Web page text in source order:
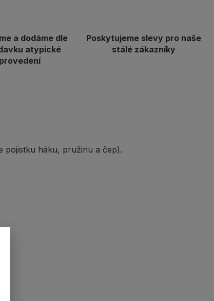
a dodáme dle
atypické
provedení
Poskytujeme slevy pro naše
stálé zákazníky
pojistku háku, pružinu a čep).